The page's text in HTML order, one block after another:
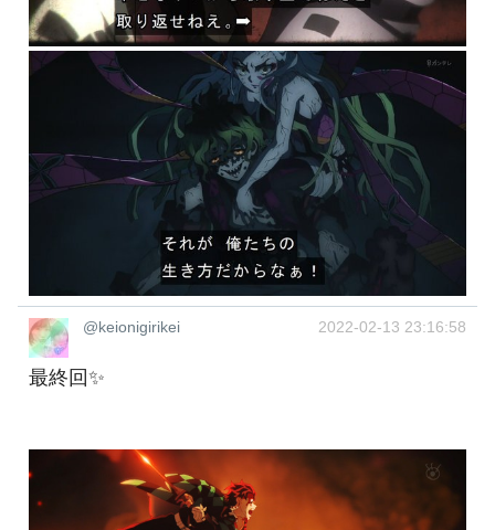
@keionigirikei 2022-02-13 23:16:58
最終回✨